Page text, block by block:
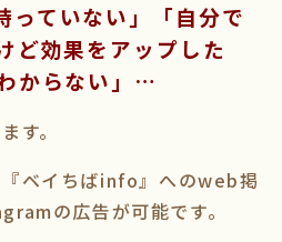
っていない」「自分で
ど効果をアップした
からない」…
す。
ベイちばinfo』へのweb掲
の広告が可能です。